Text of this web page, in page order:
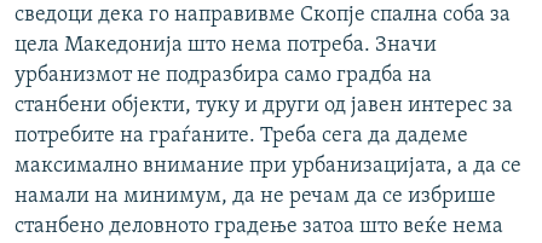
сведоци дека го направивме Скопје спална соба за
цела Македонија што нема потреба. Значи
урбанизмот не подразбира само градба на
станбени објекти, туку и други од јавен интерес за
потребите на граѓаните. Треба сега да дадеме
максимално внимание при урбанизацијата, а да се
намали на минимум, да не речам да се избрише
станбено деловното градење затоа што веќе нема